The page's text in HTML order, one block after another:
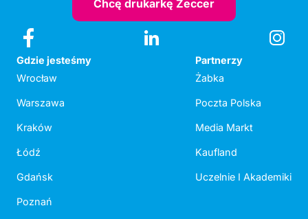
Chcę drukarkę Zeccer
Gdzie jesteśmy
Wrocław
Warszawa
Kraków
Łódź
Gdańsk
Poznań
Partnerzy
Żabka
Poczta Polska
Media Markt
Kaufland
Uczelnie I Akademiki